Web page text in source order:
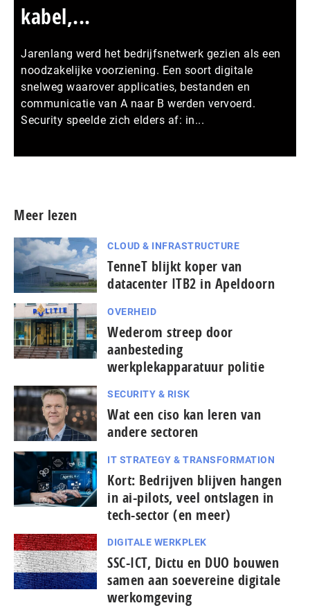
kabel,...
Jarenlang werd het bedrijfsnetwerk gezien als een
noodzakelijke voorziening. Een soort digitale
snelweg waarover applicaties, bestanden en
communicatie van A naar B werden vervoerd.
Security speelde zich elders af: in...
Meer lezen
CLOUD & INFRASTRUCTURE
TenneT blijkt koper van
datacenter ITB2 in Apeldoorn
OVERHEID
Wederom streep door
aanbesteding
werkplekapparatuur politie
SECURITY & RISK
Wat een ciso kan leren van
andere sectoren
IT STRATEGY & TRANSFORMATION
Kort: Bedrijven blijven hangen
in ai-pilots, veel ontslagen in
tech-sector (en meer)
DIGITALE WERKPLEK
SSC-ICT, Dictu en DUO bouwen
samen aan soevereine digitale
werkomgeving